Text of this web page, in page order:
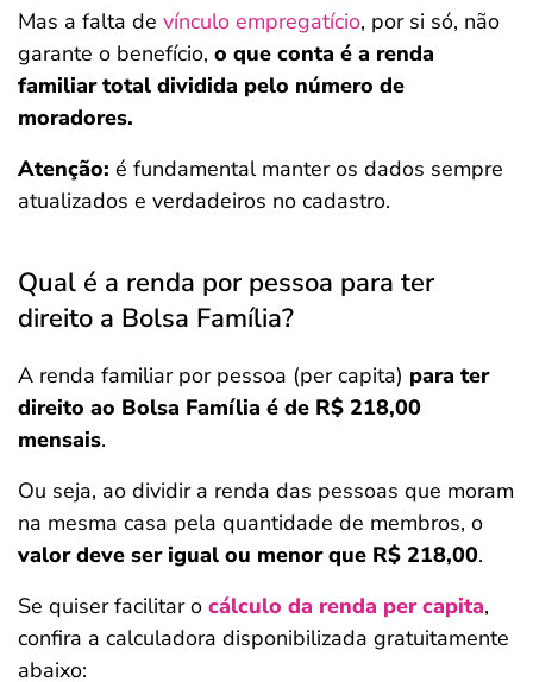
Mas a falta de vínculo empregatício, por si só, não
garante o benefício, o que conta é a renda
familiar total dividida pelo número de
moradores.
Atenção: é fundamental manter os dados sempre
atualizados e verdadeiros no cadastro.
Qual é a renda por pessoa para ter
direito a Bolsa Família?
A renda familiar por pessoa (per capita) para ter
direito ao Bolsa Família é de R$ 218,00
mensais.
Ou seja, ao dividir a renda das pessoas que moram
na mesma casa pela quantidade de membros, o
valor deve ser igual ou menor que R$ 218,00.
Se quiser facilitar o cálculo da renda per capita,
confira a calculadora disponibilizada gratuitamente
abaixo: